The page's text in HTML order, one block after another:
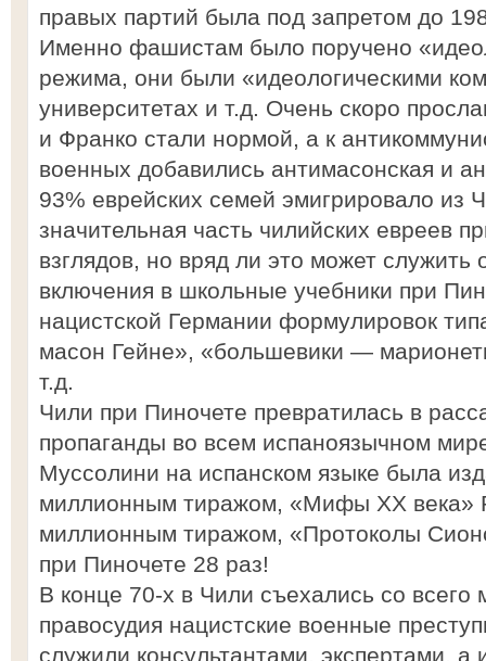
правых партий была под запретом до
Именно фашистам было поручено
режима, они были «идеологическими
университетах и т.д. Очень скоро
и Франко стали нормой, а к
военных добавились антимасонская и
93% еврейских семей эмигрировало из
значительная часть чилийских евреев
взглядов, но вряд ли это может
включения в школьные учебники при
нацистской Германии формулировок
масон Гейне», «большевики —
т.д.
Чили при Пиночете превратилась в
пропаганды во всем испаноязычном
Муссолини на испанском языке была
миллионным тиражом, «Мифы XX века»
миллионным тиражом, «Протоколы
при Пиночете 28 раз!
В конце 70-х в Чили съехались со всего
правосудия нацистские военные
служили консультантами, экспертами,